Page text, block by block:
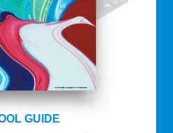
GUIDE